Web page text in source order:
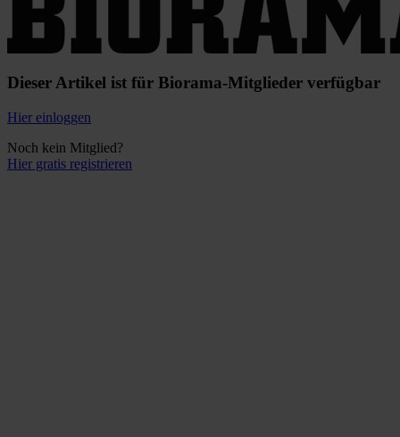
Dieser Artikel ist für Biorama-Mitglieder verfügbar
Hier einloggen
Noch kein Mitglied?
Hier gratis registrieren